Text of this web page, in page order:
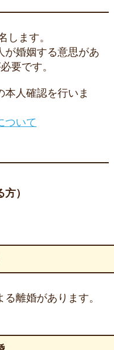
します。
が婚姻する意思があ
要です。
人確認を行いま
ついて
）
離婚があります。